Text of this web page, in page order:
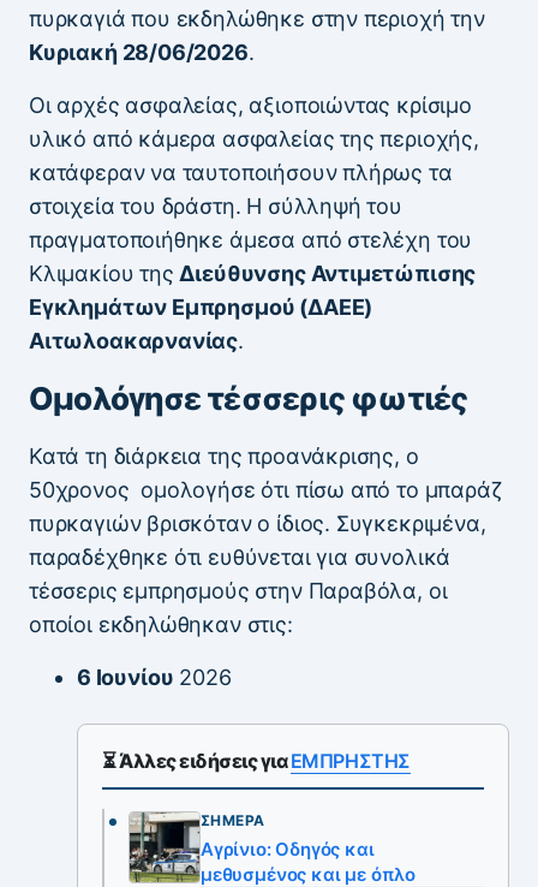
πυρκαγιά που εκδηλώθηκε στην περιοχή την
Κυριακή 28/06/2026.
Οι αρχές ασφαλείας, αξιοποιώντας κρίσιμο
υλικό από κάμερα ασφαλείας της περιοχής,
κατάφεραν να ταυτοποιήσουν πλήρως τα
στοιχεία του δράστη. Η σύλληψή του
πραγματοποιήθηκε άμεσα από στελέχη του
Κλιμακίου τηςΔιεύθυνσης Αντιμετώπισης
Εγκλημάτων Εμπρησμού (ΔΑΕΕ)
Αιτωλοακαρνανίας.
Ομολόγησε τέσσερις φωτιές
Κατά τη διάρκεια της προανάκρισης, ο
50χρονος ομολογήσε ότι πίσω από το μπαράζ
πυρκαγιών βρισκόταν ο ίδιος. Συγκεκριμένα,
παραδέχθηκε ότι ευθύνεται για συνολικά
τέσσερις εμπρησμούς στην Παραβόλα, οι
οποίοι εκδηλώθηκαν στις:
6 Ιουνίου 2026
⏳ Άλλες ειδήσεις γιαΕΜΠΡΗΣΤΗΣ
ΣΉΜΕΡΑ
Αγρίνιο: Οδηγός και
μεθυσμένος και με όπλο